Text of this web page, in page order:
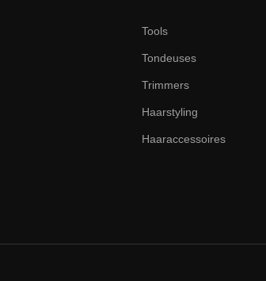
Tools
Tondeuses
Trimmers
Haarstyling
Haaraccessoires